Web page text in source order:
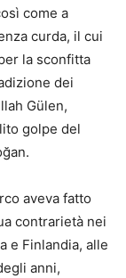
come a
curda, il cui
la sconfitta
dei
Gülen,
golpe del
aveva fatto
contrarietà nei
e Finlandia, alle
anni,